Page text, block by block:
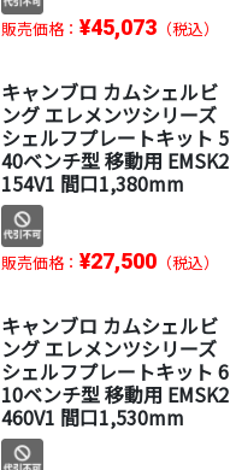
販売価格： ¥45,073 （税込）
キャンブロ カムシェルビ
ング エレメンツシリーズ
シェルフプレートキット 5
40ベンチ型 移動用 EMSK2
154V1 間口1,380mm
販売価格： ¥27,500 （税込）
キャンブロ カムシェルビ
ング エレメンツシリーズ
シェルフプレートキット 6
10ベンチ型 移動用 EMSK2
460V1 間口1,530mm